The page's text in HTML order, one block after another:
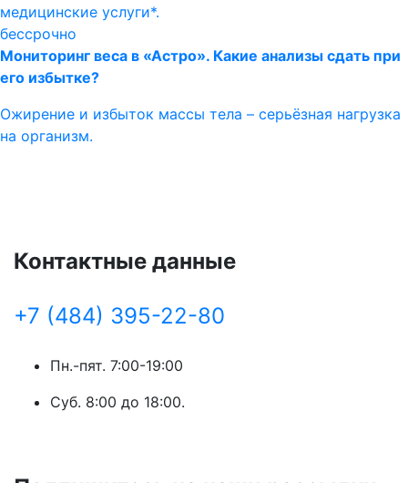
медицинские услуги*.
бессрочно
Мониторинг веса в «Астро». Какие анализы сдать при
его избытке?
Ожирение и избыток массы тела – серьёзная нагрузка
на организм.
Контактные данные
+7 (484) 395-22-80
Пн.-пят. 7:00-19:00
Суб. 8:00 до 18:00.